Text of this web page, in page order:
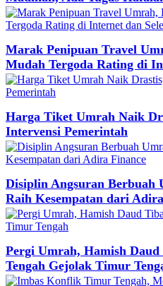
Marak Penipuan Travel
Mudah Tergoda Rating di
Harga Tiket Umrah Naik
Intervensi Pemerintah
Disiplin Angsuran
Raih Kesempatan dari
Pergi Umrah, Hamish
Tengah Gejolak Timur